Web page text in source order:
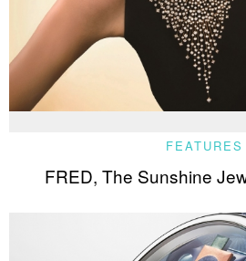
FEATURES
FRED, The Sunshine